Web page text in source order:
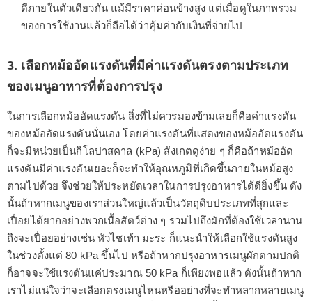
ดีภายในตัวเดียวกัน แม้มีราคาค่อนข้างสูง แต่เมื่อดูในภาพรวม
ของการใช้งานแล้วก็ถือได้ว่าคุ้มค่ากับเงินที่จ่ายไป
3. เลือกหม้ออัดแรงดันที่มีค่าแรงดันตรงตามประเภท
ของเมนูอาหารที่ต้องการปรุง
ในการเลือกหม้ออัดแรงดัน สิ่งที่ไม่ควรมองข้ามเลยก็คือค่าแรงดัน
ของหม้ออัดแรงดันนั่นเอง โดยค่าแรงดันที่แสดงของหม้ออัดแรงดัน
ก็จะมีหน่วยเป็นกิโลปาสคาล (kPa) สังเกตดูง่าย ๆ ก็คือถ้าหม้ออัด
แรงดันมีค่าแรงดันเยอะก็จะทำให้อุณหภูมิที่เกิดขึ้นภายในหม้อสูง
ตามไปด้วย จึงช่วยให้ประหยัดเวลาในการปรุงอาหารได้ดียิ่งขึ้น ดัง
นั้นถ้าหากเมนูของเราส่วนใหญ่แล้วเป็นวัตถุดิบประเภทที่สุกและ
เปื่อยได้ยากอย่างพวกเนื้อสัตว์ต่าง ๆ รวมไปถึงผักที่ต้องใช้เวลานาน
ถึงจะเปื่อยอย่างเช่น หัวไชเท้า มะระ ก็แนะนำให้เลือกใช้แรงดันสูง
ในช่วงตั้งแต่ 80 kPa ขึ้นไป หรือถ้าหากปรุงอาหารเมนูผักตามปกติ
ก็อาจจะใช้แรงดันแค่ประมาณ 50 kPa ก็เพียงพอแล้ว ดังนั้นถ้าหาก
เราไม่แน่ใจว่าจะเลือกตรงเมนูไหนหรืออย่างที่จะทำหลากหลายเมนู